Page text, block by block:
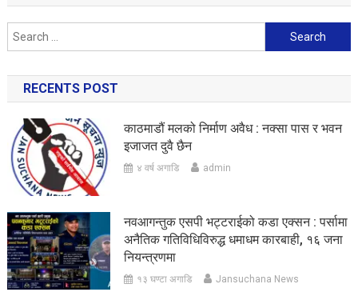
Search
for:
RECENTS POST
काठमाडौं मलको निर्माण अवैध : नक्सा पास र भवन
इजाजत दुवै छैन
४ वर्ष अगाडि admin
नवआगन्तुक एसपी भट्टराईको कडा एक्सन : पर्सामा
अनैतिक गतिविधिविरुद्ध धमाधम कारबाही, १६ जना
नियन्त्रणमा
१३ घण्टा अगाडि Jansuchana News